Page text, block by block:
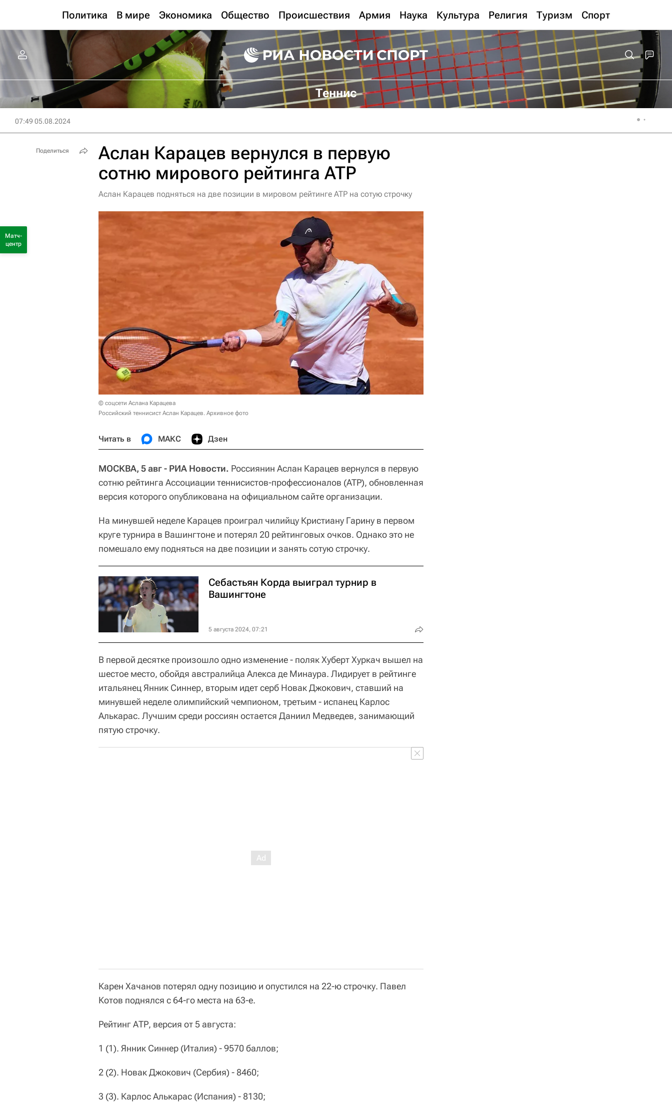
Политика В мире Экономика Общество Происшествия Армия Наука Культура Религия Туризм Спорт
Теннис
07:49 05.08.2024
Аслан Карацев вернулся в первую
сотню мирового рейтинга ATP
Аслан Карацев подняться на две позиции в мировом рейтинге ATP на сотую строчку
© соцсети Аслана Карацева
Российский теннисист Аслан Карацев. Архивное фото
Читать в МАКС Дзен
МОСКВА, 5 авг - РИА Новости. Россиянин Аслан Карацев вернулся в первую
сотню рейтинга Ассоциации теннисистов-профессионалов (ATP), обновленная
версия которого опубликована на официальном сайте организации.
На минувшей неделе Карацев проиграл чилийцу Кристиану Гарину в первом
круге турнира в Вашингтоне и потерял 20 рейтинговых очков. Однако это не
помешало ему подняться на две позиции и занять сотую строчку.
Себастьян Корда выиграл турнир в
Вашингтоне
5 августа 2024, 07:21
В первой десятке произошло одно изменение - поляк Хуберт Хуркач вышел на
шестое место, обойдя австралийца Алекса де Минаура. Лидирует в рейтинге
итальянец Янник Синнер, вторым идет серб Новак Джокович, ставший на
минувшей неделе олимпийский чемпионом, третьим - испанец Карлос
Алькарас. Лучшим среди россиян остается Даниил Медведев, занимающий
пятую строчку.
Карен Хачанов потерял одну позицию и опустился на 22-ю строчку. Павел
Котов поднялся с 64-го места на 63-е.
Рейтинг АТР, версия от 5 августа:
1 (1). Янник Синнер (Италия) - 9570 баллов;
2 (2). Новак Джокович (Сербия) - 8460;
3 (3). Карлос Алькарас (Испания) - 8130;
Поделиться
Матч-
центр